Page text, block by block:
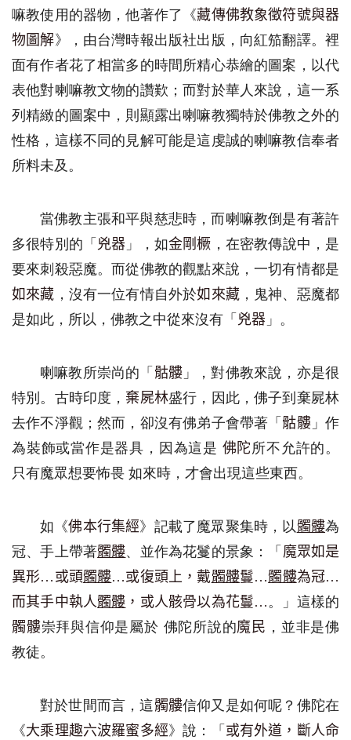
嘛教使用的器物，他著作了《藏傳佛教象徵符號與器
物圖解》，由台灣時報出版社出版 ， 向紅笳翻譯。裡
面有作者花了相當多的時間所精心恭繪的圖案，以代
表他對喇嘛教文物的讚歎；而對於華人來說， 這一系
列精緻的圖案中， 則 顯露出喇嘛教獨特於佛教之外的
性格 ，這樣不同的見解可能是這虔誠的喇嘛教信奉者
所料未及。
當佛教主張和平與慈悲時 ，而喇嘛教倒是有著許
多很特別的「 兇器 」， 如金剛橛 ， 在密教傳說中，是
要來刺殺惡魔。而從佛教的觀點來說 ，一切有情都是
如來藏 ，沒有一位有情自外於如來藏， 鬼神、 惡魔都
是如此，所以，佛教之中從來沒有「 兇器 」。
喇嘛教所崇尚的「 骷髏 」，對佛教來說， 亦是很
特別 。 古時印度， 棄屍林盛行，因此，佛子到棄屍林
去作不淨觀； 然而 ，卻沒有佛弟子會帶著「 骷髏」作
為裝飾或當作是器具，因為這是 佛陀所不允許的。
只有魔眾想要怖畏 如來時 ， 才會出現這些東西。
如《佛本行集經》記載了魔眾聚集時 ，以髑髏為
冠、手上帶著髑髏、 並作為花鬘的景象：「 魔眾如是
異形… 或頭髑髏…或復頭上，戴髑髏鬘…髑髏為冠…
而其手中執人髑髏 ，或人骸骨以為花鬘…。」這樣的
髑髏崇拜與信仰是屬於 佛陀所說的魔 民 ， 並非是佛
教徒。
對於世間而言 ，這髑髏信仰又是如何呢？ 佛陀在
《大乘理趣六波羅蜜多經》說：「 或有外道，斷人命